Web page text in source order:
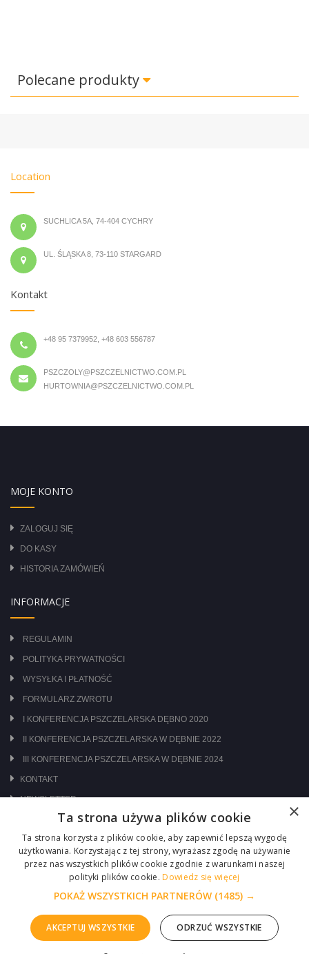
Polecane produkty
Location
SUCHLICA 5A, 74-404 CYCHRY
UL. ŚLĄSKA 8, 73-110 STARGARD
Kontakt
+48 95 7379952, +48 603 556787
PSZCZOLY@PSZCZELNICTWO.COM.PL
HURTOWNIA@PSZCZELNICTWO.COM.PL
MOJE KONTO
ZALOGUJ SIĘ
DO KASY
HISTORIA ZAMÓWIEŃ
INFORMACJE
REGULAMIN
POLITYKA PRYWATNOŚCI
WYSYŁKA I PŁATNOŚĆ
FORMULARZ ZWROTU
I KONFERENCJA PSZCZELARSKA DĘBNO 2020
II KONFERENCJA PSZCZELARSKA W DĘBNIE 2022
III KONFERENCJA PSZCZELARSKA W DĘBNIE 2024
KONTAKT
NEWSLETTER
ODWIEDŹ NAS NA:
×
Ta strona używa plików cookie
Ta strona korzysta z plików cookie, aby zapewnić lepszą wygodę
użytkowania. Korzystając z tej strony, wyrażasz zgodę na używanie
przez nas wszystkich plików cookie zgodnie z warunkami naszej
polityki plików cookie. Dowiedz się więcej
POKAŻ WSZYSTKICH PARTNERÓW (1485) →
AKCEPTUJ WSZYSTKIE ODRZUĆ WSZYSTKIE